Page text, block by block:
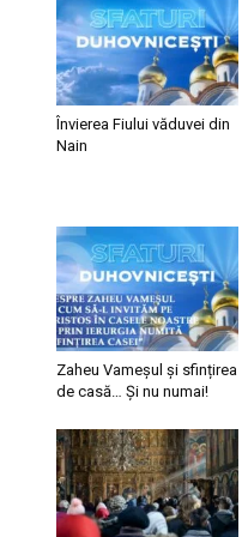
Învierea Fiului văduvei din
Nain
Zaheu Vameșul și sfințirea
de casă… Și nu numai!